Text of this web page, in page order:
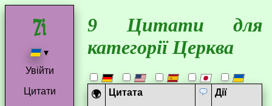
▾
Увійти
Цитати
9 Цитати для
категорії Церква
🌍 Цитата Дії